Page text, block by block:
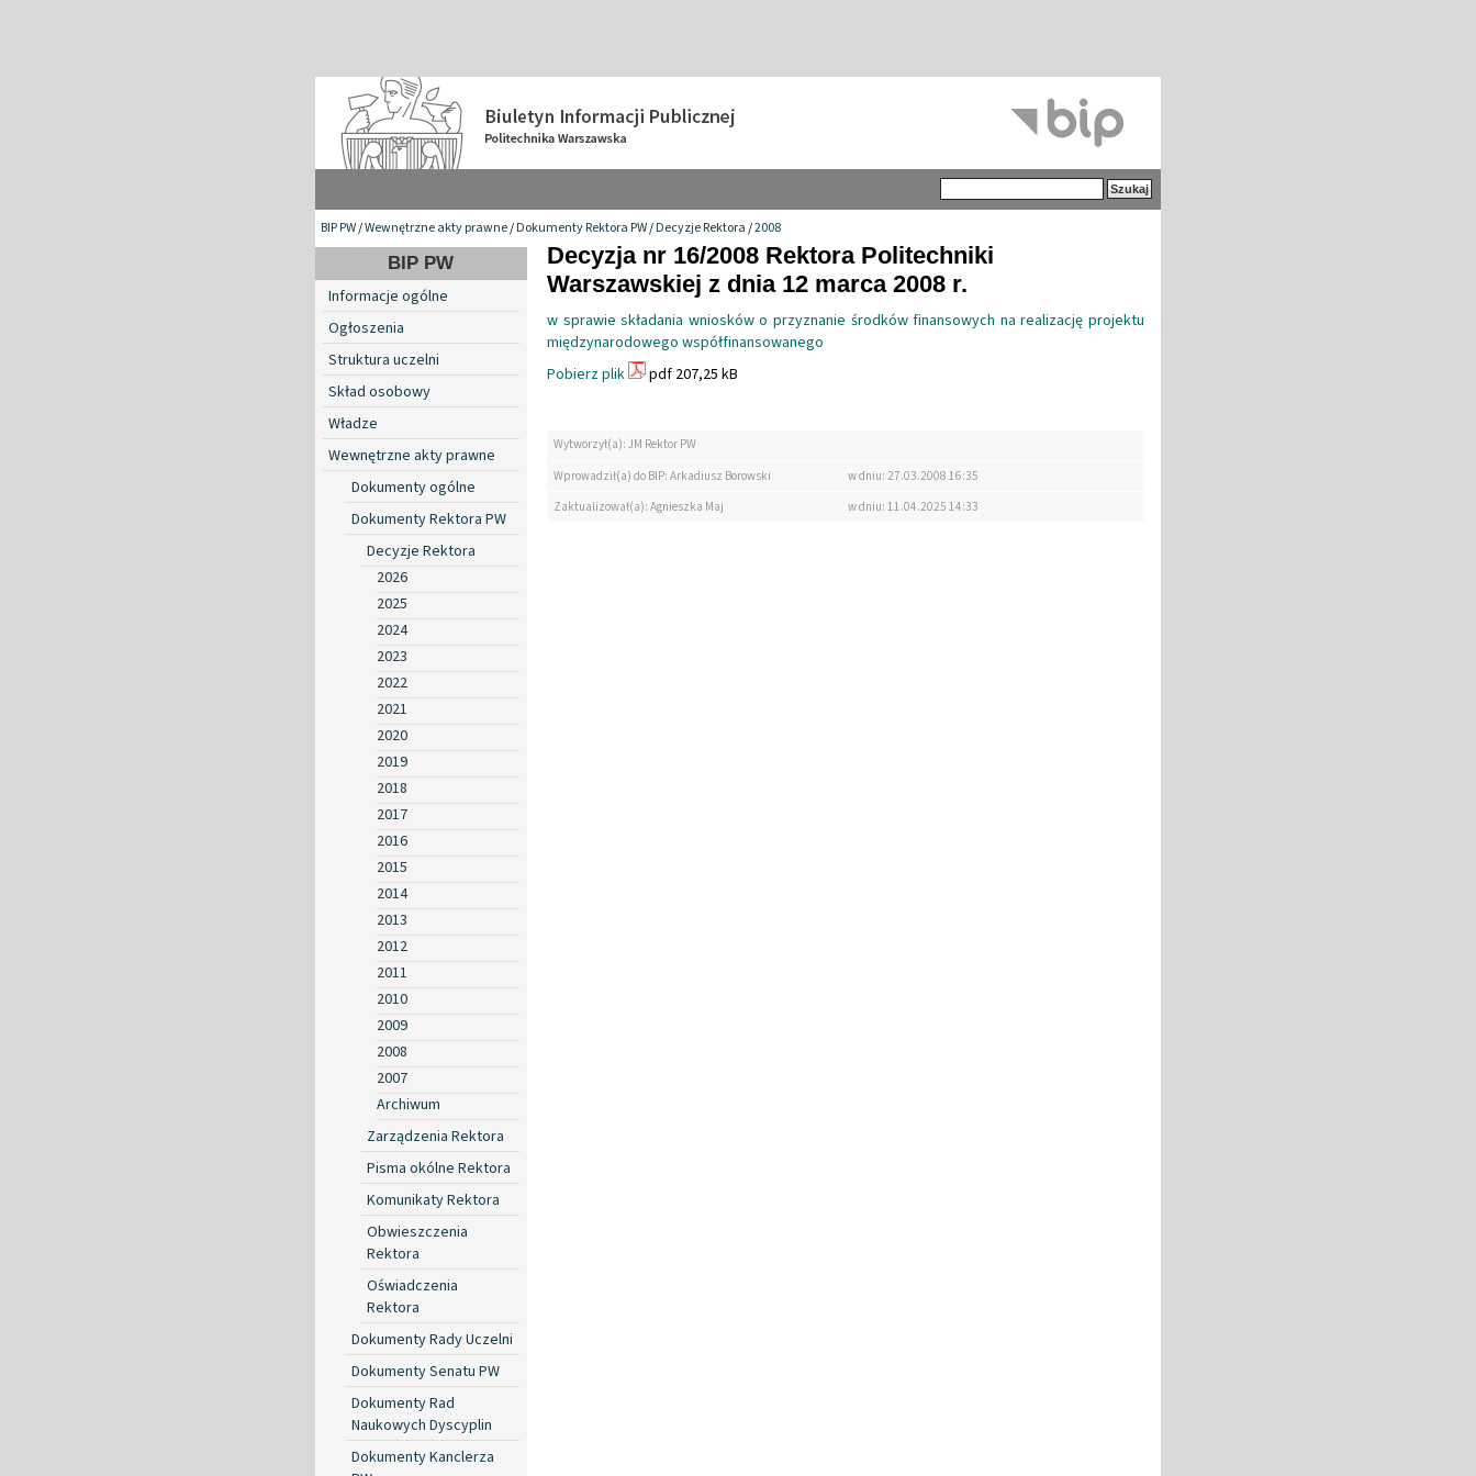
BIP PW/Wewnętrzne akty prawne/Dokumenty Rektora PW/Decyzje Rektora/2008
BIP PW
Informacje ogólne
Ogłoszenia
Struktura uczelni
Skład osobowy
Władze
Wewnętrzne akty prawne
Dokumenty ogólne
Dokumenty Rektora PW
Decyzje Rektora
2026
2025
2024
2023
2022
2021
2020
2019
2018
2017
2016
2015
2014
2013
2012
2011
2010
2009
2008
2007
Archiwum
Zarządzenia Rektora
Pisma okólne Rektora
Komunikaty Rektora
Obwieszczenia
Rektora
Oświadczenia
Rektora
Dokumenty Rady Uczelni
Dokumenty Senatu PW
Dokumenty Rad
Naukowych Dyscyplin
Dokumenty Kanclerza
Decyzja nr 16/2008 Rektora Politechniki
Warszawskiej z dnia 12 marca 2008 r.
w sprawie składania wniosków o przyznanie środków finansowych na realizację projektu
międzynarodowego współfinansowanego
Pobierz plik
pdf 207,25 kB
Wytworzył(a): JM Rektor PW
Wprowadził(a) do BIP: Arkadiusz Borowski
w dniu: 27.03.2008 16:35
Zaktualizował(a): Agnieszka Maj
w dniu: 11.04.2025 14:33